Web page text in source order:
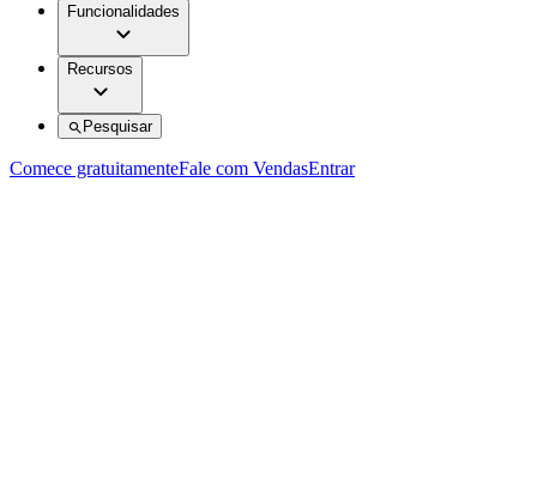
Funcionalidades
Recursos
Pesquisar
Comece gratuitamenteFale com VendasEntrar